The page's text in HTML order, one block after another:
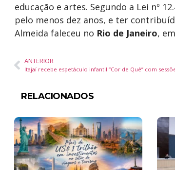
educação e artes. Segundo a Lei nº
pelo menos dez anos, e ter
Almeida faleceu no Rio de Janeiro,
ANTERIOR
RELACIONADOS